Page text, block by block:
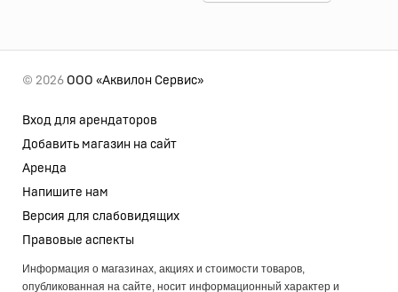
© 2026 ООО «Аквилон Сервис»
Вход для арендаторов
Добавить магазин на сайт
Аренда
Напишите нам
Версия для слабовидящих
Правовые аспекты
Информация о магазинах, акциях и стоимости товаров,
опубликованная на сайте, носит информационный характер и